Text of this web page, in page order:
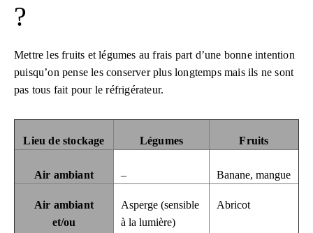
?
Mettre les fruits et légumes au frais part d’une bonne intention
puisqu’on pense les conserver plus longtemps mais ils ne sont
pas tous fait pour le réfrigérateur.
Lieu de stockage Légumes Fruits
Air ambiant – Banane, mangue
Air ambiant
et/ou
Asperge (sensible
à la lumière)
Abricot